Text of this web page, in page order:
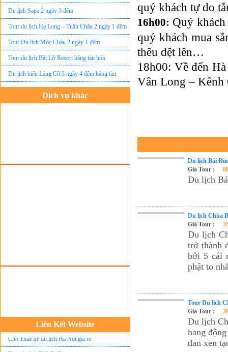
Du lịch Sapa 2 ngày 3 đêm
Tour du lịch Hạ Long – Tuần Châu 2 ngày 1 đêm
Tour Du lịch Mộc Châu 2 ngày 1 đêm
Tour du lịch Bãi Lữ Resort bằng tàu hỏa
Du lịch biển Lăng Cô 3 ngày 4 đêm bằng tàu
Dịch vụ khác
Liên Kết Website
Nhà sàn tại Đảo Dừa Thung Nai
Cho Thuê xe du lịch Hà Nội giá rẻ
Tour du lịch Phú Quốc
quý khách tự do
16h00: Quý
quý khách mua
thêu dệt lên…
18h00: Về đến
Vân Long – Kênh
Du lịch Bái
Giá Tour :
Du lịch
Du lịch Chùa
Giá Tour :
Du lịch
trở thành
bởi 5 cái
phật to
Tour Du lịch
Giá Tour :
Du lịch
hang
đan xen